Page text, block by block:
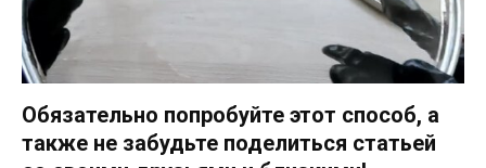
Обязательно попробуйте этот способ, а
также не забудьте поделиться статьей